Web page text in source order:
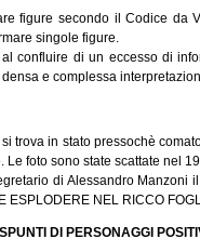
figure secondo il Codice
singole figure.
confluire di un eccesso di
e complessa
trova in stato pressochè
foto sono state scattate nel
di Alessandro
ESPLODERE NEL RICCO
DI PERSONAGGI